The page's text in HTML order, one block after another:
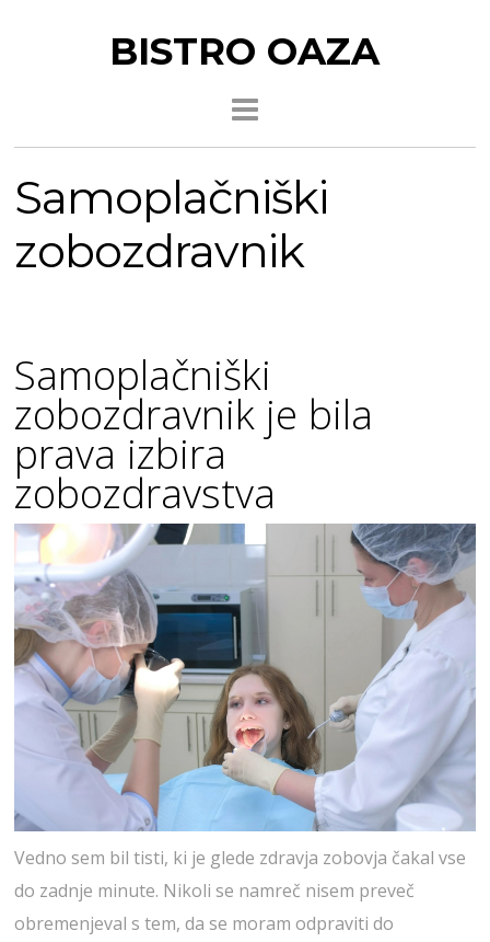
BISTRO OAZA
Samoplačniški
zobozdravnik
Samoplačniški
zobozdravnik je bila
prava izbira
zobozdravstva
Vedno sem bil tisti, ki je glede zdravja zobovja čakal vse
do zadnje minute. Nikoli se namreč nisem preveč
obremenjeval s tem, da se moram odpraviti do